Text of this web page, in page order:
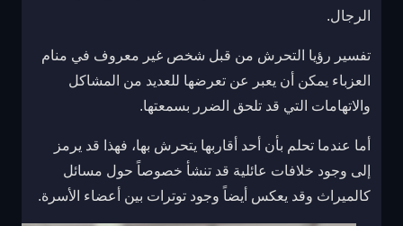
الرجال.
تفسير رؤيا التحرش من قبل شخص غير معروف في منام
العزباء يمكن أن يعبر عن تعرضها للعديد من المشاكل
والاتهامات التي قد تلحق الضرر بسمعتها.
أما عندما تحلم بأن أحد أقاربها يتحرش بها، فهذا قد يرمز
إلى وجود خلافات عائلية قد تنشأ خصوصاً حول مسائل
كالميراث وقد يعكس أيضاً وجود توترات بين أعضاء الأسرة.